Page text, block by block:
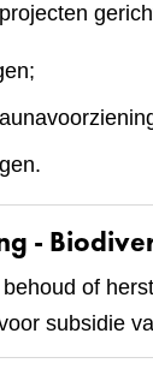
-
of
subsidie